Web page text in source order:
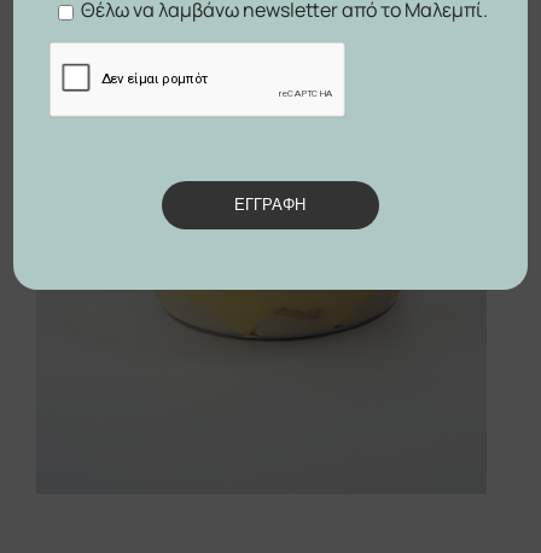
Θέλω να λαμβάνω newsletter από το Μαλεμπί.
ΕΓΓΡΑΦΗ